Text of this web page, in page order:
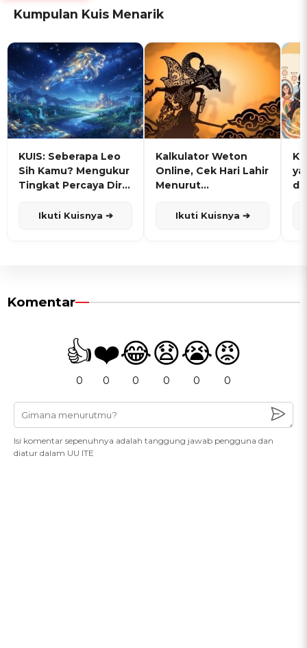
Kumpulan Kuis Menarik
KUIS: Seberapa Leo
Sih Kamu? Mengukur
Tingkat Percaya Diri
Ikuti Kuisnya ➔
Kalkulator Weton
Online, Cek Hari Lahir
Menurut
Ikuti Kuisnya ➔
Komentar
👍
0
❤️
0
😂
0
😧
0
😭
0
😡
0
Isi komentar sepenuhnya adalah tanggung jawab pengguna dan
diatur dalam UU ITE